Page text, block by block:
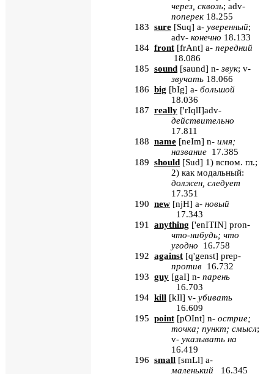
через сквозь; adv-
поперек 18.255
183 sure [Suq] a- уверенный;
adv- конечно 18.133
184 front [frAnt] a- передний
18.086
185 sound [saund] n- звук; v-
звучать 18.066
186 big [bIg] a- большой
18.036
187 really ['rIqlI]adv-
действительно
17.811
188 name [neIm] n- имя;
название 17.385
189 should [Sud] 1) вспом. гл.;
2) как модальный:
должен, следует
17.351
190 new [njH] a- новый
17.343
191 anything ['enITIN] pron-
что-нибудь; что
угодно 16.758
192 against [q'genst] prep-
против 16.732
193 guy [gaI] n- парень
16.703
194 kill [kIl] v- убивать
16.609
195 point [pOInt] n- острие;
точка; пункт; смысл;
v- указывать на
16.419
196 small [smLl] a-
маленький 16.345